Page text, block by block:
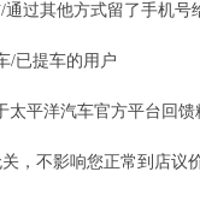
其他方式留了手机号
/已提车的用户
平洋汽车官方平台回馈
，不影响您正常到店议